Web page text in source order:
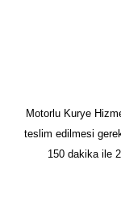
Motorlu Kurye
teslim edilmesi
150 dakika ile